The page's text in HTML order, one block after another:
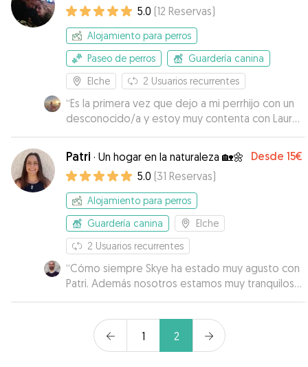
5.0 (12 Reservas)
Alojamiento para perros
Paseo de perros
Guardería canina
Elche
2 Usuarios recurrentes
“Es la primera vez que dejo a mi perrhijo con un
desconocido/a y estoy muy contenta con Laura.
Muy simpática, puntual y atenta, me ha
transmitodo confianza en todo momento.
Repetiría sin duda.”
Patri · Un hogar en la naturaleza 🏡🌼 Desde 15€
5.0 (31 Reservas)
Alojamiento para perros
Guardería canina
Elche
2 Usuarios recurrentes
“Cómo siempre Skye ha estado muy agusto con
Patri. Además nosotros estamos muy tranquilos
de dejarla con ella por la tranquilidad y
veces cuando lo necesitemos.
1 2